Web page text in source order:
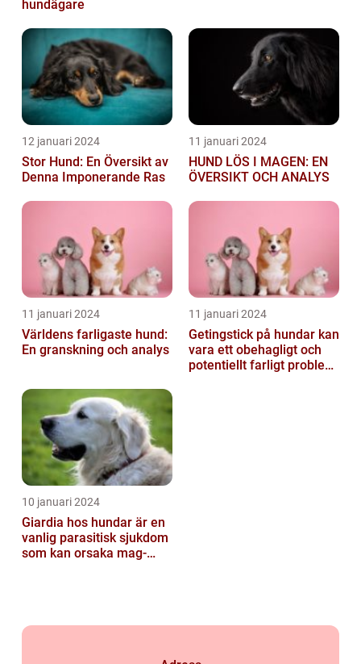
hundägare
12 januari 2024
Stor Hund: En Översikt av
Denna Imponerande Ras
11 januari 2024
HUND LÖS I MAGEN: EN
ÖVERSIKT OCH ANALYS
11 januari 2024
Världens farligaste hund:
En granskning och analys
11 januari 2024
Getingstick på hundar kan
vara ett obehagligt och
potentiellt farligt problem
10 januari 2024
Giardia hos hundar är en
vanlig parasitisk sjukdom
som kan orsaka mag-